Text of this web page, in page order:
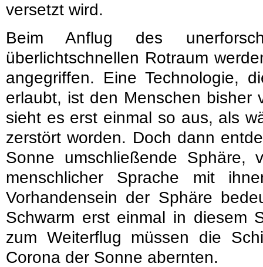
versetzt wird.
Beim Anflug des
überlichtschnellen Rotraum
angegriffen. Eine Technologie,
erlaubt, ist den Menschen bisher
sieht es erst einmal so aus, als
zerstört worden. Doch dann
Sonne umschließende
menschlicher Sprache mit
Vorhandensein der Sphäre
Schwarm erst einmal in diesem
zum Weiterflug müssen die
Corona der Sonne abernten.